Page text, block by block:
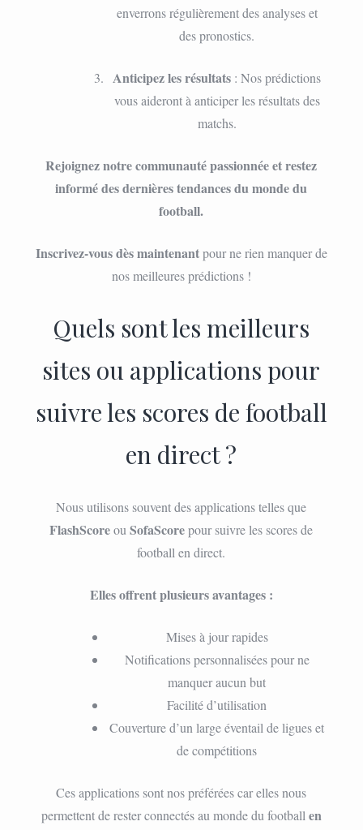
enverrons régulièrement des analyses et
des pronostics.
Anticipez les résultats : Nos prédictions
vous aideront à anticiper les résultats des
matchs.
Rejoignez notre communauté passionnée et restez
informé des dernières tendances du monde du
football.
Inscrivez-vous dès maintenantpour ne rien manquer de
nos meilleures prédictions !
Quels sont les meilleurs
sites ou applications pour
suivre les scores de football
en direct ?
Nous utilisons souvent des applications telles que
FlashScoreouSofaScorepour suivre les scores de
football en direct.
Elles offrent plusieurs avantages :
Mises à jour rapides
Notifications personnalisées pour ne
manquer aucun but
Facilité d’utilisation
Couverture d’un large éventail de ligues et
de compétitions
Ces applications sont nos préférées car elles nous
permettent de rester connectés au monde du football en